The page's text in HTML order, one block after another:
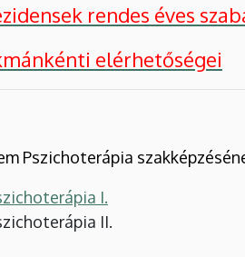
rendes éves
elérhetőségei
Pszichoterápia
I.
II.